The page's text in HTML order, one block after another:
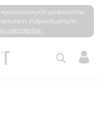
podmiotów
indywidualnym,
partnerów.